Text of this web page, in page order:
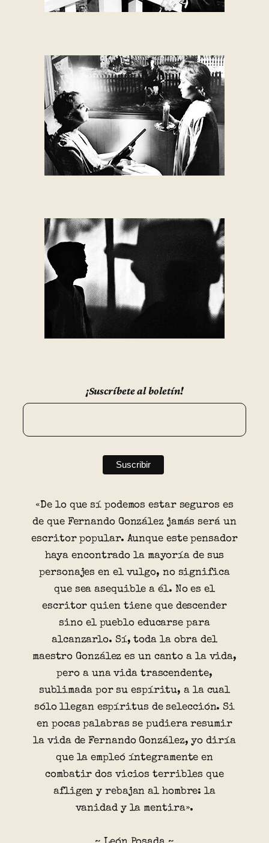
¡Suscríbete al boletín!
«De lo que sí podemos estar seguros es
de que Fernando González jamás será un
escritor popular. Aunque este pensador
haya encontrado la mayoría de sus
personajes en el vulgo, no significa
que sea asequible a él. No es el
escritor quien tiene que descender
sino el pueblo educarse para
alcanzarlo. Sí, toda la obra del
maestro González es un canto a la vida,
pero a una vida trascendente,
sublimada por su espíritu, a la cual
sólo llegan espíritus de selección. Si
en pocas palabras se pudiera resumir
la vida de Fernando González, yo diría
que la empleó íntegramente en
combatir dos vicios terribles que
afligen y rebajan al hombre: la
vanidad y la mentira».